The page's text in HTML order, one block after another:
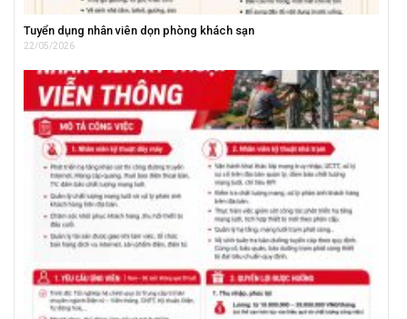
Tuyển dụng nhân viên dọn phòng khách sạn
22/05/2026